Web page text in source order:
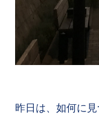
昨日は、如何に